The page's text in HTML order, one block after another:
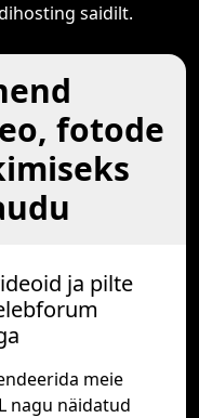
saidilt.
fotode
ja pilte
meie
nagu näidatud